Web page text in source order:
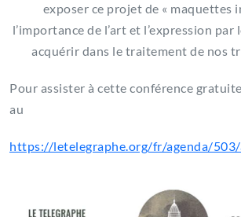
exposer ce projet de « maquettes
l’importance de l’art et l’expression
acquérir dans le traitement de nos
Pour assister à cette conférence
au
https://letelegraphe.org/fr/agenda/